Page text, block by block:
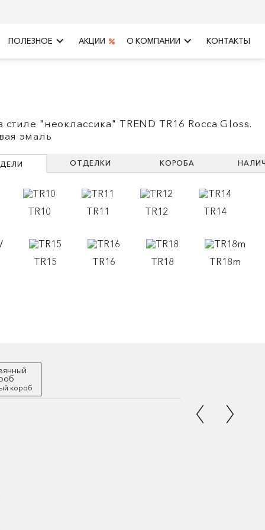
ПОЛЕЗНОЕ keyboard_arrow_right АКЦИИ О КОМПАНИИ keyboard_arrow_right КОНТАКТЫ
стиле "неоклассика" TREND TR16 Rocca Gloss.
эмаль
ОТДЕЛКИ КОРОБА
TR10 TR11 TR12 TR14
TR15 TR16 TR18 TR18m
короб